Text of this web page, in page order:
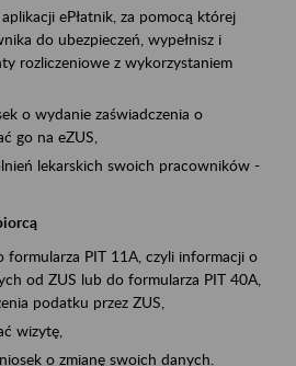
ePłatnik, za pomocą której
do ubezpieczeń, wypełnisz i
rozliczeniowe z wykorzystaniem
o wydanie zaświadczenia o
go na eZUS,
lekarskich swoich pracowników -
formularza PIT 11A, czyli informacji o
od ZUS lub do formularza PIT 40A,
podatku przez ZUS,
wizytę,
o zmianę swoich danych.